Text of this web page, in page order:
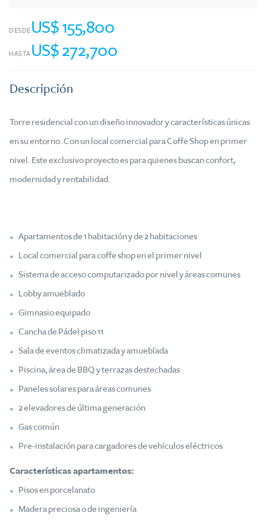
DESDE US$ 155,800
HASTA US$ 272,700
Descripción
Torre residencial con un diseño innovador y características únicas
en su entorno. Con un local comercial para Coffe Shop en primer
nivel. Este exclusivo proyecto es para quienes buscan confort,
modernidad y rentabilidad.
Apartamentos de 1 habitación y de 2 habitaciones
Local comercial para coffe shop en el primer nivel
Sistema de acceso computarizado por nivel y áreas comunes
Lobby amueblado
Gimnasio equipado
Cancha de Pádel piso 11
Sala de eventos climatizada y amueblada
Piscina, área de BBQ y terrazas destechadas
Paneles solares para áreas comunes
2 elevadores de última generación
Gas común
Pre-instalación para cargadores de vehículos eléctricos
Características apartamentos:
Pisos en porcelanato
Madera preciosa o de ingeniería